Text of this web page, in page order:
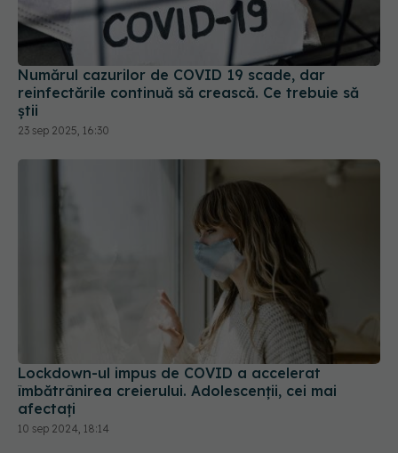
Numărul cazurilor de COVID 19 scade, dar
reinfectările continuă să crească. Ce trebuie să
știi
23 sep 2025, 16:30
Lockdown-ul impus de COVID a accelerat
îmbătrânirea creierului. Adolescenții, cei mai
afectați
10 sep 2024, 18:14